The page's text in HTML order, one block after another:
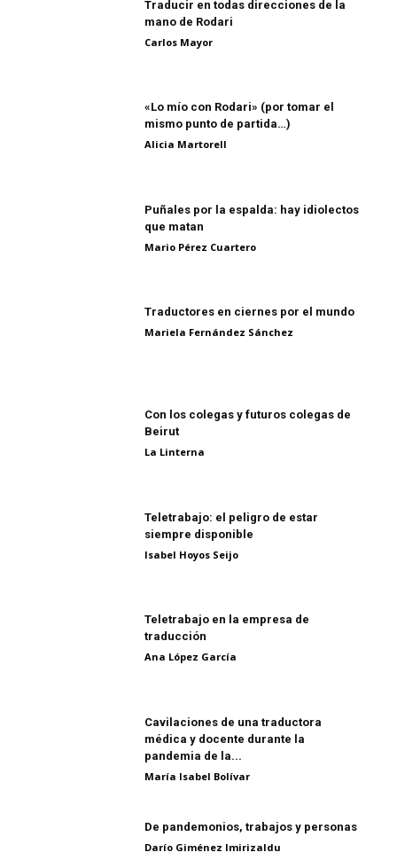
Traducir en todas direcciones de la
mano de Rodari
Carlos Mayor
«Lo mío con Rodari» (por tomar el
mismo punto de partida…)
Alicia Martorell
Puñales por la espalda: hay idiolectos
que matan
Mario Pérez Cuartero
Traductores en ciernes por el mundo
Mariela Fernández Sánchez
Con los colegas y futuros colegas de
Beirut
La Linterna
Teletrabajo: el peligro de estar
siempre disponible
Isabel Hoyos Seijo
Teletrabajo en la empresa de
traducción
Ana López García
Cavilaciones de una traductora
médica y docente durante la
pandemia de la...
María Isabel Bolívar
De pandemonios, trabajos y personas
Darío Giménez Imirizaldu